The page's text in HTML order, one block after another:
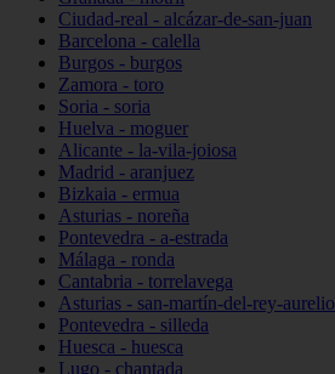
Ciudad-real - alcázar-de-san-juan
Barcelona - calella
Burgos - burgos
Zamora - toro
Soria - soria
Huelva - moguer
Alicante - la-vila-joiosa
Madrid - aranjuez
Bizkaia - ermua
Asturias - noreña
Pontevedra - a-estrada
Málaga - ronda
Cantabria - torrelavega
Asturias - san-martín-del-rey-aurelio
Pontevedra - silleda
Huesca - huesca
Lugo - chantada